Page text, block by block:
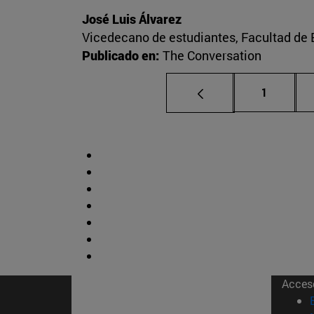
José Luis Álvarez
Vicedecano de estudiantes, Facultad de
Publicado en: The Conversation
Página
1